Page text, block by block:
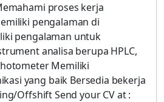
proses kerja
pengalaman di
pengalaman untuk
analisa berupa HPLC,
Memiliki
yang baik Bersedia bekerja
Offshift Send your CV at :